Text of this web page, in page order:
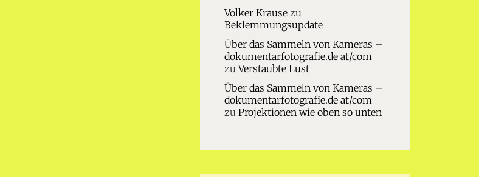
Volker Krausezu
Beklemmungsupdate
Über das Sammeln von Kameras –
dokumentarfotografie.de at/com
zuVerstaubte Lust
Über das Sammeln von Kameras –
dokumentarfotografie.de at/com
zu Projektionen wie oben so unten